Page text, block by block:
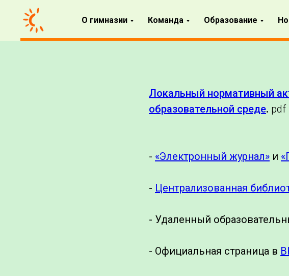
О гимназии Команда Образование
Локальный нормативный
образовательной среде. pdf
- «Электронный журнал» и
- Централизованная
- Удаленный
- Официальная страница в